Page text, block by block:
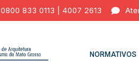
833 0113 | 4007 2613
NORMATIVOS